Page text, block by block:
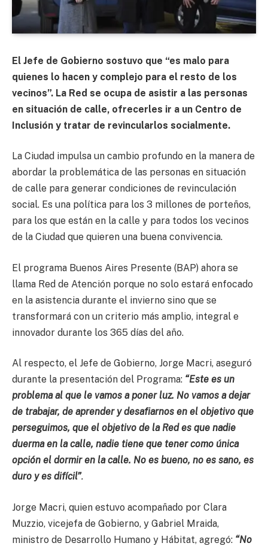
El Jefe de Gobierno sostuvo que “es malo para
quienes lo hacen y complejo para el resto de los
vecinos”. La Red se ocupa de asistir a las personas
en situación de calle, ofrecerles ir a un Centro de
Inclusión y tratar de revincularlos socialmente.
La Ciudad impulsa un cambio profundo en la manera de
abordar la problemática de las personas en situación
de calle para generar condiciones de revinculación
social. Es una política para los 3 millones de porteños,
para los que están en la calle y para todos los vecinos
de la Ciudad que quieren una buena convivencia.
El programa Buenos Aires Presente (BAP) ahora se
llama Red de Atención porque no solo estará enfocado
en la asistencia durante el invierno sino que se
transformará con un criterio más amplio, integral e
innovador durante los 365 días del año.
Al respecto, el Jefe de Gobierno, Jorge Macri, aseguró
durante la presentación del Programa: “Este es un
problema al que le vamos a poner luz. No vamos a dejar
de trabajar, de aprender y desafiarnos en el objetivo que
perseguimos, que el objetivo de la Red es que nadie
duerma en la calle, nadie tiene que tener como única
opción el dormir en la calle. No es bueno, no es sano, es
duro y es difícil”.
Jorge Macri, quien estuvo acompañado por Clara
Muzzio, vicejefa de Gobierno, y Gabriel Mraida,
ministro de Desarrollo Humano y Hábitat, agregó: “No